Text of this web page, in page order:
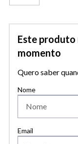
Este produto
momento
Quero saber